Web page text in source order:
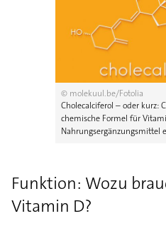
© molekuul.be/Fotolia
Cholecalciferol – oder kurz:
chemische Formel für
Nahrungsergänzungsmittel
Funktion: Wozu
Vitamin D?